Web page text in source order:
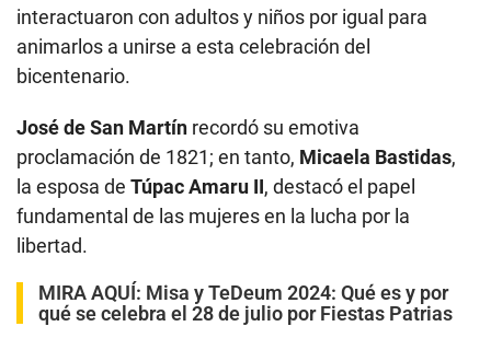
interactuaron con adultos y niños por igual para
animarlos a unirse a esta celebración del
bicentenario.
José de San Martín recordó su emotiva
proclamación de 1821; en tanto, Micaela Bastidas,
la esposa de Túpac Amaru II, destacó el papel
fundamental de las mujeres en la lucha por la
libertad.
MIRA AQUÍ: Misa y TeDeum 2024: Qué es y por
qué se celebra el 28 de julio por Fiestas Patrias